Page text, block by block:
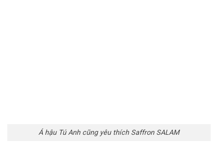
Á hậu Tú Anh cũng yêu thích Saffron SALAM